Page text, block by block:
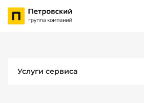
Услуги сервиса